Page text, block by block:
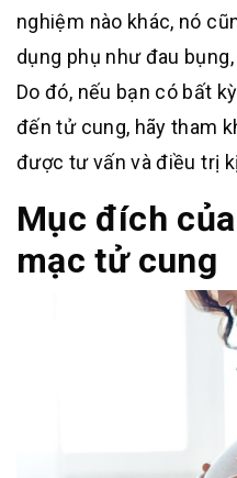
nghiệm nào khác, nó
dụng phụ như đau
Do đó, nếu bạn có bất
đến tử cung, hãy tham
được tư vấn và điều trị
Mục đích
mạc tử cung